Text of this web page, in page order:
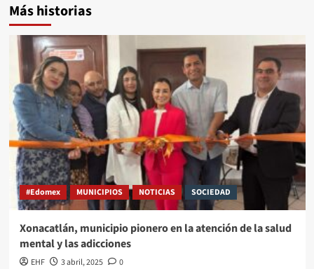
Más historias
#Edomex MUNICIPIOS NOTICIAS SOCIEDAD
Xonacatlán, municipio pionero en la atención de la salud
mental y las adicciones
EHF 3 abril, 2025 0